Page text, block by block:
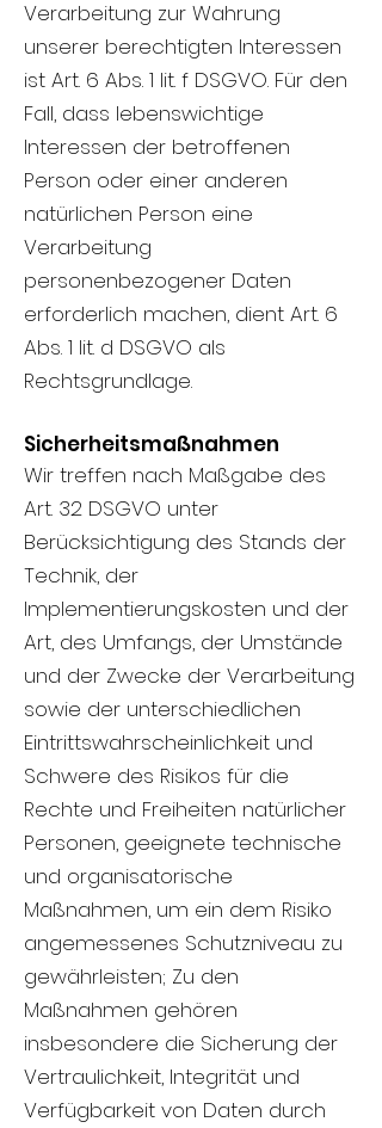
Verarbeitung zur Wahrung
unserer berechtigten Interessen
ist Art. 6 Abs. 1 lit. f DSGVO. Für den
Fall, dass lebenswichtige
Interessen der betroffenen
Person oder einer anderen
natürlichen Person eine
Verarbeitung
personenbezogener Daten
erforderlich machen, dient Art. 6
Abs. 1 lit. d DSGVO als
Rechtsgrundlage.
Sicherheitsmaßnahmen
Wir treffen nach Maßgabe des
Art. 32 DSGVO unter
Berücksichtigung des Stands der
Technik, der
Implementierungskosten und der
Art, des Umfangs, der Umstände
und der Zwecke der Verarbeitung
sowie der unterschiedlichen
Eintrittswahrscheinlichkeit und
Schwere des Risikos für die
Rechte und Freiheiten natürlicher
Personen, geeignete technische
und organisatorische
Maßnahmen, um ein dem Risiko
angemessenes Schutzniveau zu
gewährleisten; Zu den
Maßnahmen gehören
insbesondere die Sicherung der
Vertraulichkeit, Integrität und
Verfügbarkeit von Daten durch